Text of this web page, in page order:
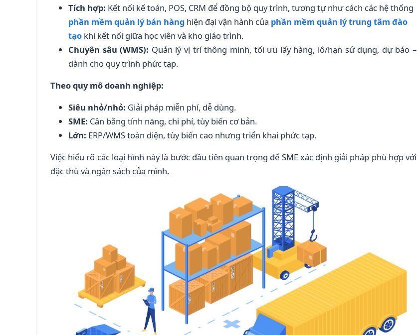
Tích hợp: Kết nối kế toán, POS, CRM để đồng bộ quy trình, tương tự như cách các hệ thống
phần mềm quản lý bán hàng hiện đại vận hành của phần mềm quản lý trung tâm đào
tạo khi kết nối giữa học viên và kho giáo trình.
Chuyên sâu (WMS): Quản lý vị trí thông minh, tối ưu lấy hàng, lô/hạn sử dụng, dự báo –
dành cho quy trình phức tạp.
Theo quy mô doanh nghiệp:
Siêu nhỏ/nhỏ: Giải pháp miễn phí, dễ dùng.
SME: Cân bằng tính năng, chi phí, tùy biến cơ bản.
Lớn: ERP/WMS toàn diện, tùy biến cao nhưng triển khai phức tạp.
Việc hiểu rõ các loại hình này là bước đầu tiên quan trọng để SME xác định giải pháp phù hợp với
đặc thù và ngân sách của mình.